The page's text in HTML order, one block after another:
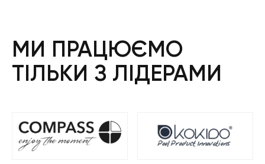
МИ ПРАЦЮЄМО
ТІЛЬКИ З ЛІДЕРАМИ